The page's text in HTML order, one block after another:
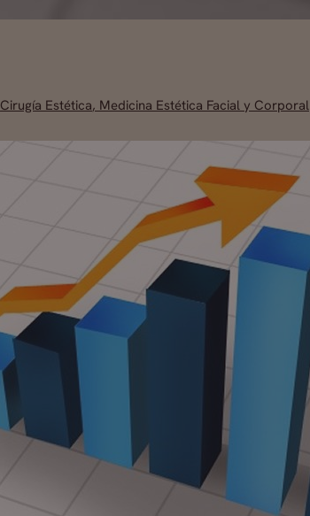
Cirugía Estética, Medicina Estética Facial y Corporal